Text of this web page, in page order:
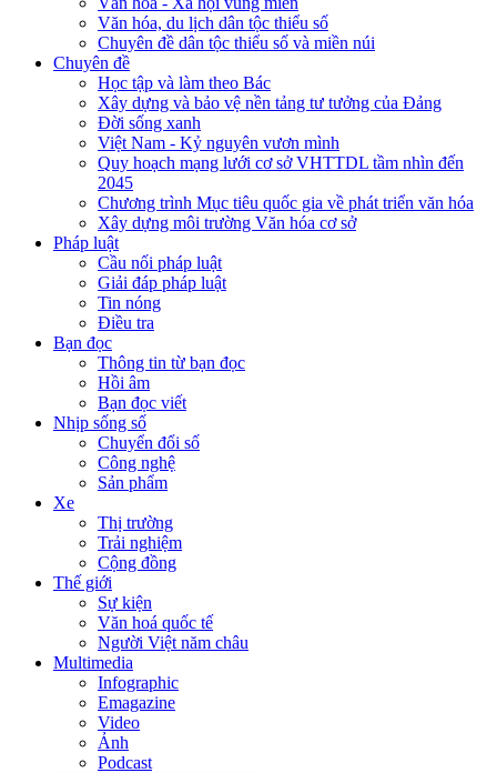
Văn hóa, du lịch dân tộc thiểu số
Chuyên đề dân tộc thiểu số và miền núi
Chuyên đề
Học tập và làm theo Bác
Xây dựng và bảo vệ nền tảng tư tưởng của Đảng
Đời sống xanh
Việt Nam - Kỷ nguyên vươn mình
Quy hoạch mạng lưới cơ sở VHTTDL tầm nhìn đến
2045
Chương trình Mục tiêu quốc gia về phát triển văn hóa
Xây dựng môi trường Văn hóa cơ sở
Pháp luật
Cầu nối pháp luật
Giải đáp pháp luật
Tin nóng
Điều tra
Bạn đọc
Thông tin từ bạn đọc
Hồi âm
Bạn đọc viết
Nhịp sống số
Chuyển đổi số
Công nghệ
Sản phẩm
Xe
Thị trường
Trải nghiệm
Cộng đồng
Thế giới
Sự kiện
Văn hoá quốc tế
Người Việt năm châu
Multimedia
Infographic
Emagazine
Video
Ảnh
Podcast